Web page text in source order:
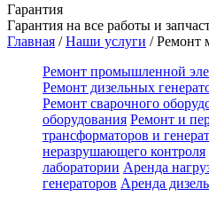
Гарантия
Гарантия на все работы и
Главная / Наши услуги / Ремонт
Ремонт промышленной
Ремонт дизельных
Ремонт сварочного
оборудования Ремонт и
трансформаторов и
неразрушающего контроля
лаборатории Аренда
генераторов Аренда